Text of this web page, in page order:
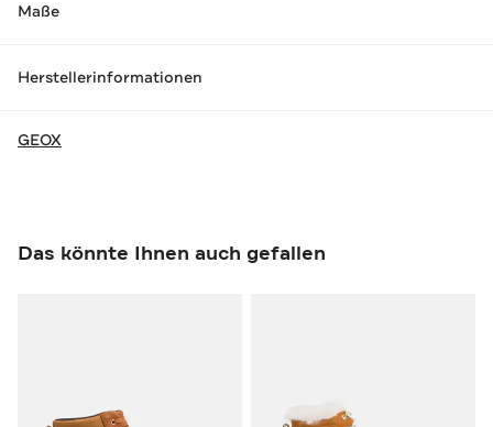
Maße
Herstellerinformationen
GEOX
Das könnte Ihnen auch gefallen